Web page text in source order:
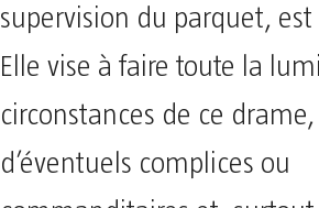
supervision du parquet, est
Elle vise à faire toute la
circonstances de ce
d’éventuels complices ou